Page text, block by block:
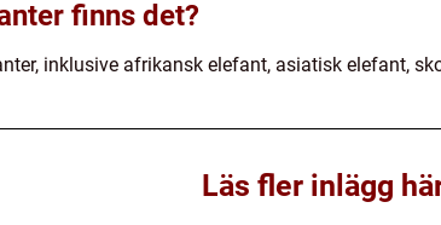
finns det?
inklusive afrikansk elefant, asiatisk elefant,
Läs fler inlägg